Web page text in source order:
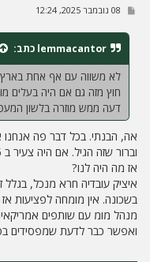
ש
ה
08 נובמבר 2025, 12:24
lemmacantor כתב:
לא משווה עם אף אחת
דעה ממש מוזרה בלשון
אה, הבנתי. בכל דבר פה אנחנו
וברור שזה הגיל. אם היה צעיר ב 15 שנה היינו סיטי.
אז מה היה לנו?
איציק עובדיה חרא מנכל,
מנהל מומ עם שותפים
ואפשר כבר לדעת שמפסידים